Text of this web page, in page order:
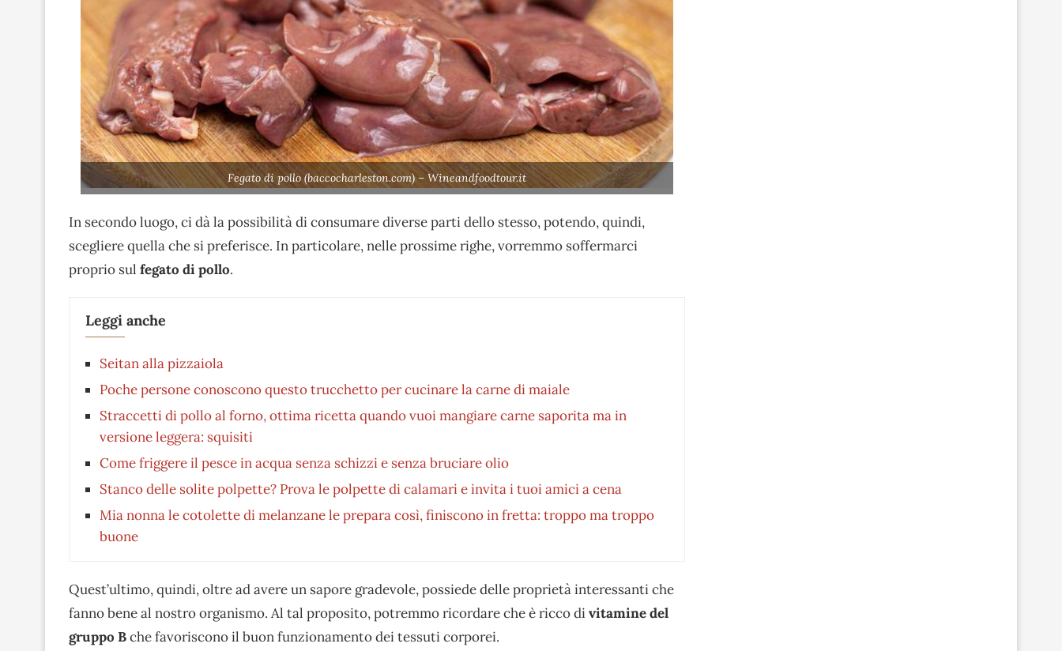
Fegato di pollo (baccocharleston.com) – Wineandfoodtour.it
In secondo luogo, ci dà la possibilità di consumare diverse parti dello stesso, potendo, quindi,
scegliere quella che si preferisce. In particolare, nelle prossime righe, vorremmo soffermarci
proprio sul fegato di pollo.
Leggi anche
Seitan alla pizzaiola
Poche persone conoscono questo trucchetto per cucinare la carne di maiale
Straccetti di pollo al forno, ottima ricetta quando vuoi mangiare carne saporita ma in
versione leggera: squisiti
Come friggere il pesce in acqua senza schizzi e senza bruciare olio
Stanco delle solite polpette? Prova le polpette di calamari e invita i tuoi amici a cena
Mia nonna le cotolette di melanzane le prepara così, finiscono in fretta: troppo ma troppo
buone
Quest’ultimo, quindi, oltre ad avere un sapore gradevole, possiede delle proprietà interessanti che
fanno bene al nostro organismo. Al tal proposito, potremmo ricordare che è ricco divitamine del
gruppo Bche favoriscono il buon funzionamento dei tessuti corporei.